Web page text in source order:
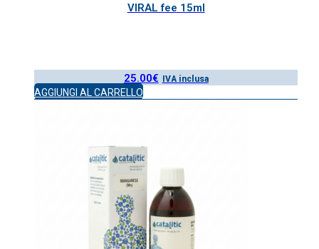
VIRAL fee 15ml
25.00€ IVA inclusa
AGGIUNGI AL CARRELLO